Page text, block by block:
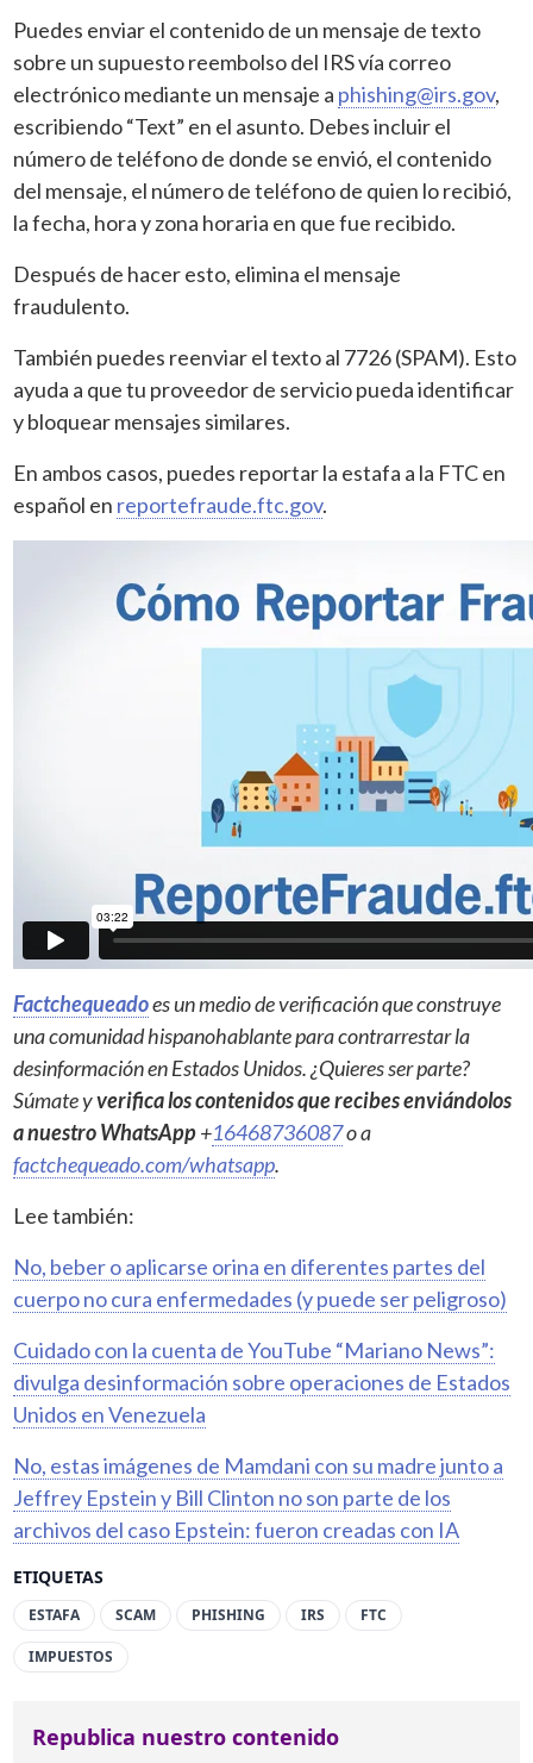
ETIQUETAS
ESTAFA SCAM PHISHING IRS FTC
IMPUESTOS
Puedes enviar el contenido de un mensaje de texto
sobre un supuesto reembolso del IRS vía correo
electrónico mediante un mensaje a phishing@irs.gov,
escribiendo “Text” en el asunto. Debes incluir el
número de teléfono de donde se envió, el contenido
del mensaje, el número de teléfono de quien lo recibió,
la fecha, hora y zona horaria en que fue recibido.
Después de hacer esto, elimina el mensaje
fraudulento.
También puedes reenviar el texto al 7726 (SPAM). Esto
ayuda a que tu proveedor de servicio pueda identificar
y bloquear mensajes similares.
En ambos casos, puedes reportar la estafa a la FTC en
español en reportefraude.ftc.gov.
Factchequeadoes un medio de verificación que construye
una comunidad hispanohablante para contrarrestar la
desinformación en Estados Unidos. ¿Quieres ser parte?
Súmate yverifica los contenidos que recibes enviándolos
a nuestro WhatsApp+16468736087o a
factchequeado.com/whatsapp.
Lee también:
No, beber o aplicarse orina en diferentes partes del
cuerpo no cura enfermedades (y puede ser peligroso)
Cuidado con la cuenta de YouTube “Mariano News”:
divulga desinformación sobre operaciones de Estados
Unidos en Venezuela
No, estas imágenes de Mamdani con su madre junto a
Jeffrey Epstein y Bill Clinton no son parte de los
archivos del caso Epstein: fueron creadas con IA
Republica nuestro contenido